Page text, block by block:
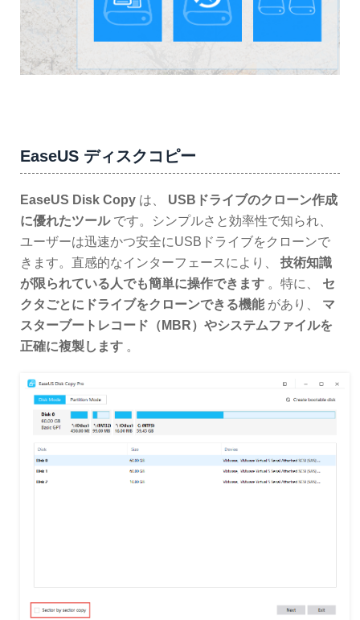
EaseUS ディスクコピー
EaseUS Disk Copy は、 USBドライブのクローン作成
に優れたツールです。シンプルさと効率性で知られ、
ユーザーは迅速かつ安全にUSBドライブをクローンで
きます。直感的なインターフェースにより、 技術知識
が限られている人でも簡単に操作できます 。特に、 セ
クタごとにドライブをクローンできる機能があり、 マ
スターブートレコード（MBR）やシステムファイルを
正確に複製します 。